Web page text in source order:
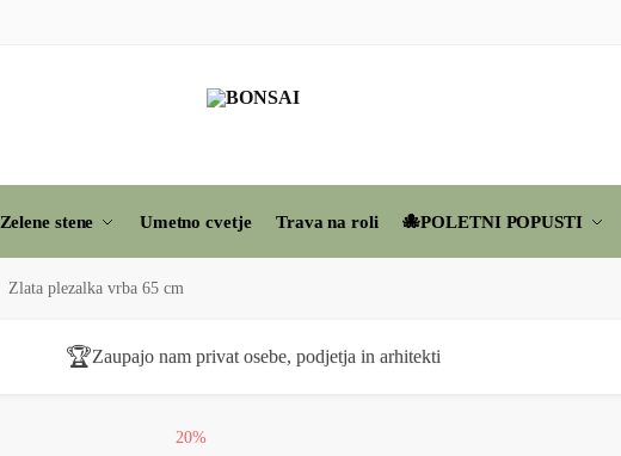
Zelene stene Umetno cvetje Trava na roli 🐙POLETNI POPUSTI
Zlata plezalka vrba 65 cm
🏆Zaupajo nam privat osebe, podjetja in arhitekti
20%